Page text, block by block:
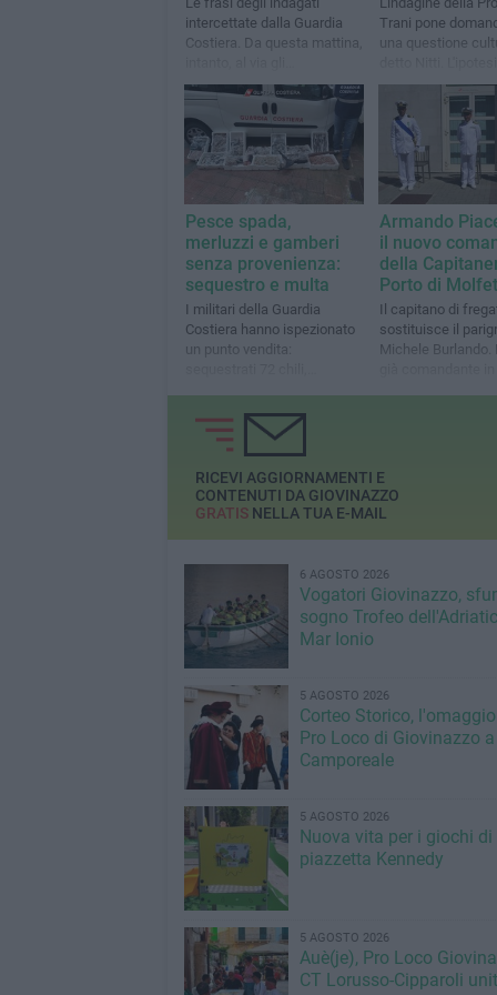
intercettate dalla Guardia
Costiera. Da questa mattina,
interrogatori di garanzia
Trani pone
una questione
è procurato
ambientale
Pesce spada,
merluzzi e gamberi
senza provenienza:
sequestro e multa
I militari della Guardia
Costiera hanno ispezionato
un punto vendita:
Armando
il nuovo
della
Porto di
Il capitano di
sostituisce il
Michele Burlando.
già comandante
RICEVI AGGIORNAMENTI E
CONTENUTI DA GIOVINAZZO
GRATISNELLA TUA E-MAIL
6 AGOSTO 2026
Vogatori Giovinazzo,
sogno Trofeo
Mar Ionio
5 AGOSTO 2026
Corteo Storico,
Pro Loco di Giovinazzo a
Camporeale
5 AGOSTO 2026
Nuova vita per i giochi di
piazzetta Kennedy
5 AGOSTO 2026
Auè(je), Pro Loco
CT Lorusso-Cipparoli